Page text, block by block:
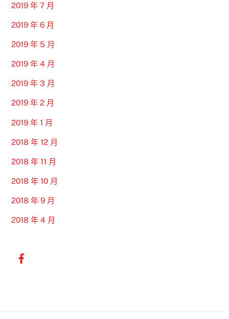
2019 年 7 月
2019 年 6 月
2019 年 5 月
2019 年 4 月
2019 年 3 月
2019 年 2 月
2019 年 1 月
2018 年 12 月
2018 年 11 月
2018 年 10 月
2018 年 9 月
2018 年 4 月